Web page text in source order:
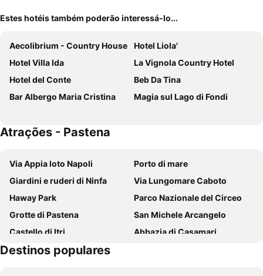
Estes hotéis também poderão interessá-lo...
Aecolibrium - Country House
Hotel Liola'
Hotel Villa Ida
La Vignola Country Hotel
Hotel del Conte
Beb Da Tina
Bar Albergo Maria Cristina
Magia sul Lago di Fondi
Atrações - Pastena
Via Appia loto Napoli
Porto di mare
Giardini e ruderi di Ninfa
Via Lungomare Caboto
Haway Park
Parco Nazionale del Circeo
Grotte di Pastena
San Michele Arcangelo
Castello di Itri
Abbazia di Casamari
Riviera di Ponente - Lago Lungo
Destinos populares